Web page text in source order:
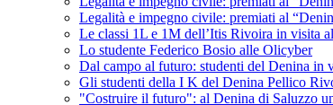
Legalità e impegno civile: premiati al
Le classi 1L e 1M dell’Itis Rivoira in visita
Lo studente Federico Bosio alle Olicyber
Dal campo al futuro: studenti del Denina in
Gli studenti della I K del Denina Pellico
"Costruire il futuro": al Denina di Saluzzo